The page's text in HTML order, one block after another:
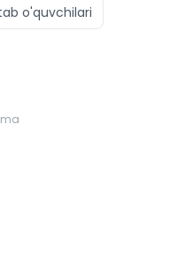
o'quvchilari